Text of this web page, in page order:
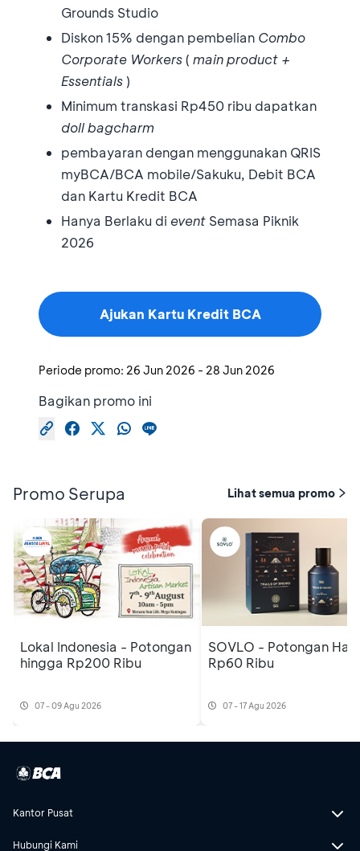
Grounds Studio
⁠Diskon 15% dengan pembelian Combo
Corporate Workers( main product +
Essentials)
⁠Minimum transkasi Rp450 ribu dapatkan
doll bagcharm
⁠pembayaran dengan menggunakan QRIS
myBCA/BCA mobile/Sakuku, Debit BCA
dan Kartu Kredit BCA
⁠Hanya Berlaku di event Semasa Piknik
2026
Ajukan Kartu Kredit BCA
Periode promo: 26 Jun 2026 - 28 Jun 2026
Bagikan promo ini
Promo Serupa Lihat semua promo
Lokal Indonesia - Potongan
hingga Rp200 Ribu
07 - 09 Agu 2026
SOVLO - Potongan
Rp60 Ribu
07 - 17 Agu 2026
Kantor Pusat
Hubungi Kami